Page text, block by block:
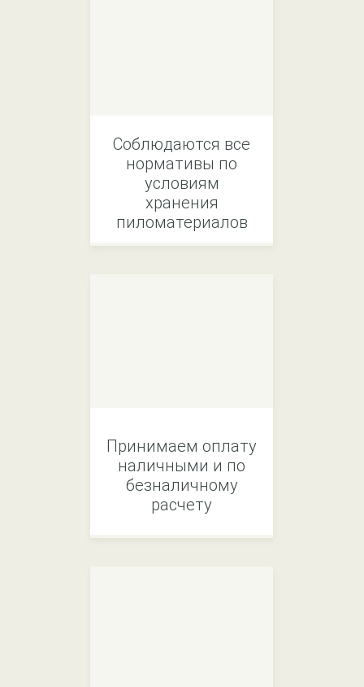
Соблюдаются все
нормативы по
условиям
хранения
пиломатериалов
Принимаем оплату
наличными и по
безналичному
расчету